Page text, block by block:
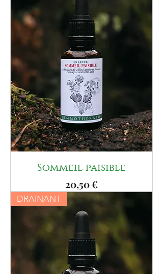
Sommeil paisible
Prix
20,50 €
DRAINANT